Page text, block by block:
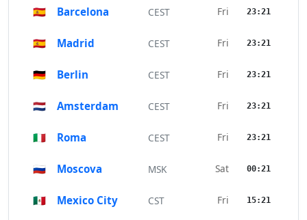
🇪🇸 Barcelona CEST Fri 23:21
🇪🇸 Madrid CEST Fri 23:21
🇩🇪 Berlin CEST Fri 23:21
🇳🇱 Amsterdam CEST Fri 23:21
🇮🇹 Roma CEST Fri 23:21
🇷🇺 Moscova MSK Sat 00:21
🇲🇽 Mexico City CST Fri 15:21